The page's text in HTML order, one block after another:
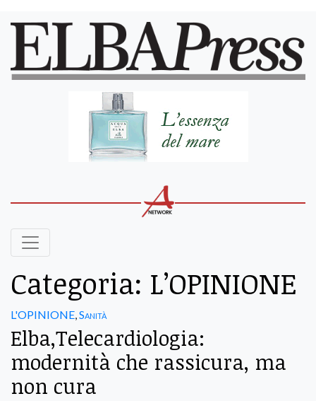
Categoria: L’OPINIONE
L'OPINIONE,Sanità
Elba,Telecardiologia:
modernità che rassicura, ma
non cura